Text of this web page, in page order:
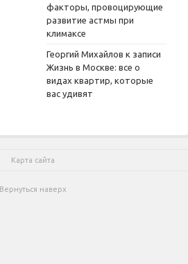
факторы, провоцирующие
развитие астмы при
климаксе
Георгий Михайлов к записи
Жизнь в Москве: все о
видах квартир, которые
вас удивят
Карта сайта
Вернуться наверх